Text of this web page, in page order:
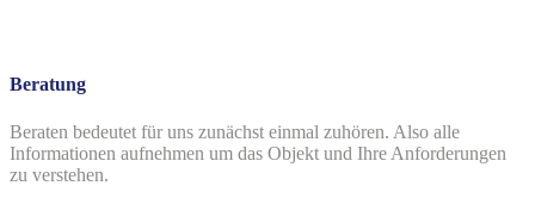
Beratung
Beraten bedeutet für uns zunächst einmal zuhören. Also alle
Informationen aufnehmen um das Objekt und Ihre Anforderungen
zu verstehen.